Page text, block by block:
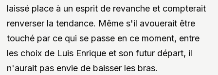
laissé place à un esprit de revanche et compterait
renverser la tendance. Même s'il avouerait être
touché par ce qui se passe en ce moment, entre
les choix de Luis Enrique et son futur départ, il
n'aurait pas envie de baisser les bras.